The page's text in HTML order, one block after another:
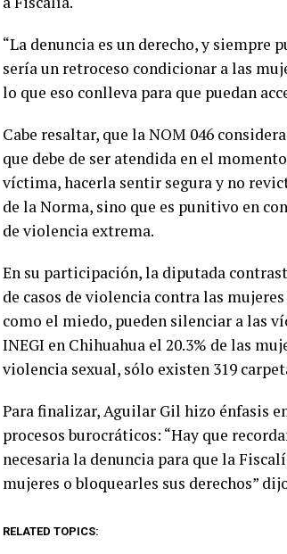
“La denuncia es un derecho, y siempre
sería un retroceso condicionar a las
lo que eso conlleva para que puedan
Cabe resaltar, que la NOM 046
que debe de ser atendida en el
víctima, hacerla sentir segura y no
de la Norma, sino que es punitivo en
de violencia extrema.
En su participación, la diputada
de casos de violencia contra las
como el miedo, pueden silenciar a las
INEGI en Chihuahua el 20.3% de las
violencia sexual, sólo existen 319
Para finalizar, Aguilar Gil hizo énfasis
procesos burocráticos: “Hay que
necesaria la denuncia para que la
mujeres o bloquearles sus derechos”
RELATED TOPICS: